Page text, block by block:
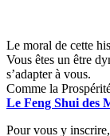
Le moral de cette
Vous êtes un être
s’adapter à vous.
Comme la
Le Feng Shui des
Pour vous y